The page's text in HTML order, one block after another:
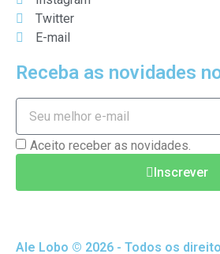
Twitter
E-mail
Receba as novidades
Aceito receber as novidades.
Inscrever
Ale Lobo © 2026 - Todos os